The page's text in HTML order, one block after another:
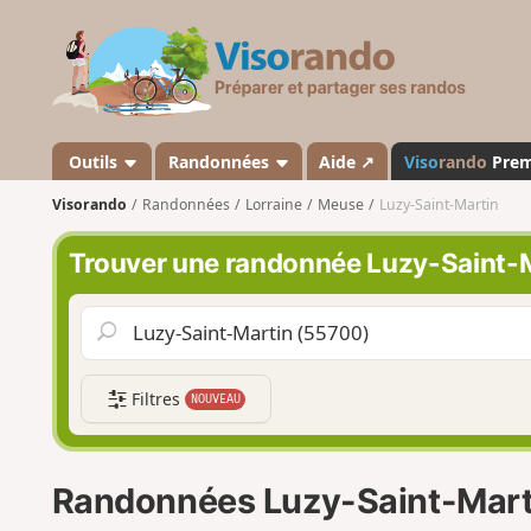
s
a
n
d
o
Outils Randonnées Aide ↗ Visorando
Visorando Randonnées Lorraine Meuse Luzy-Saint-Martin
Trouver une randonnée Luzy-Saint-
Filtres NOUVEAU
Randonnées Luzy-Saint-